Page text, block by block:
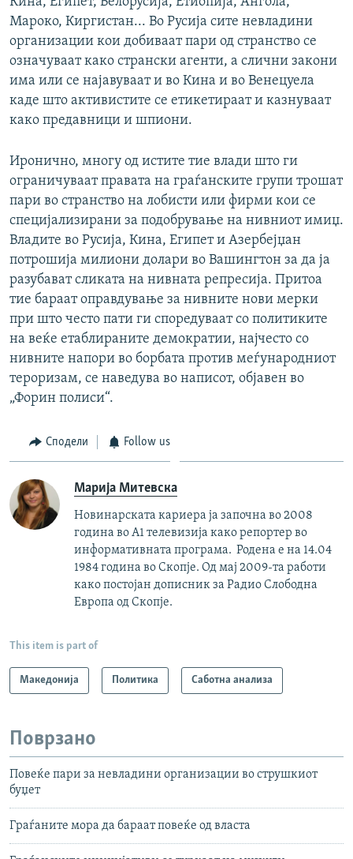
Мароко, Киргистан... Во Русија сите невладини
организации кои добиваат пари од странство се
означуваат како странски агенти, а слични закони
има или се најавуваат и во Кина и во Венецуела
каде што активистите се етикетираат и казнуваат
како предавници и шпиони.
Иронично, многу од истите тие влади што ги
ограничуваат правата на граѓанските групи трошат
пари во странство на лобисти или фирми кои се
специјализирани за подобрување на нивниот имиџ.
Владите во Русија, Кина, Египет и Азербејџан
потрошија милиони долари во Вашингтон за да ја
разубават сликата на нивната репресија. Притоа
тие бараат оправдување за нивните нови мерки
при што често пати ги споредуваат со политиките
на веќе етаблираните демократии, најчесто со
нивните напори во борбата против меѓународниот
тероризам, се наведува во написот, објавен во
„Форин полиси“.
Сподели Follow us
Марија Митевска
Новинарската кариера ја започна во 2008
година во А1 телевизија како репортер во
информативната програма. Родена е на 14.04
1984 година во Скопје. Од мај 2009-та работи
како постојан дописник за Радио Слободна
Европа од Скопје.
This item is part of
Македонија Политика Саботна анализа
Поврзано
Повеќе пари за невладини организации во струшкиот
буџет
Граѓаните мора да бараат повеќе од власта